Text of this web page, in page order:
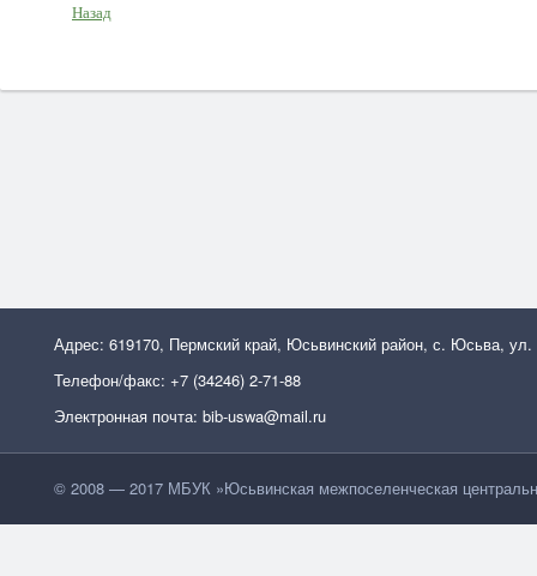
Назад
Адрес: 619170, Пермский край, Юсьвинский район, с. Юсьва, ул.
Телефон/факс: +7 (34246) 2-71-88
Электронная почта: bib-uswa@mail.ru
© 2008 — 2017 МБУК »Юсьвинская межпоселенческая